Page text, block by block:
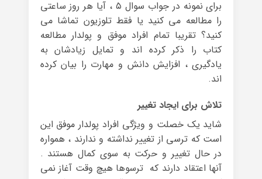
برای نمونه در جواب سوال ۵ ، آیا هر روز ساعتی
را مطالعه می کنید یا فقط تلوزیون تماشا می
کنید؟ تقریبا تمام افراد موفق و پولدار مطالعه
کتاب را ذکر کرده اند و تمایل زیادشان به
یادگیری ، افزایش دانش و مهارت را بیان کرده
اند.
تلاش برای ایجاد تغییر
شاید یک خصلت و ویژگی افراد پولدار موفق این
است که ترسی از تغییر نداشته و ندارند ، همواره
در حال تغییر و حرکت به سوی کمال هستند .
آنها اعتقاد دارند که ترسوها هیچ وقت آغاز نمی